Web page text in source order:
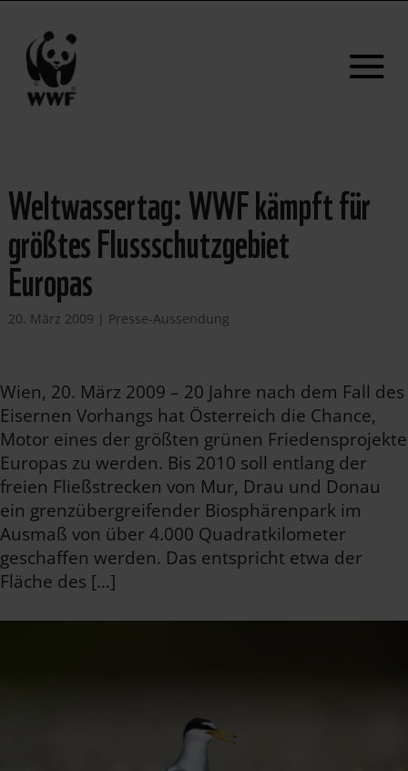
Weltwassertag: WWF kämpft für
größtes Flussschutzgebiet
Europas
20. März 2009 | Presse-Aussendung
Wien, 20. März 2009 – 20 Jahre nach dem Fall des
Eisernen Vorhangs hat Österreich die Chance,
Motor eines der größten grünen Friedensprojekte
Europas zu werden. Bis 2010 soll entlang der
freien Fließstrecken von Mur, Drau und Donau
ein grenzübergreifender Biosphärenpark im
Ausmaß von über 4.000 Quadratkilometer
geschaffen werden. Das entspricht etwa der
Fläche des […]